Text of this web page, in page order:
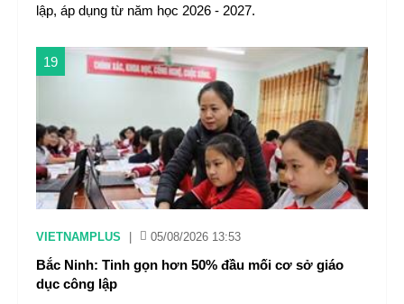
lập, áp dụng từ năm học 2026 - 2027.
19
VIETNAMPLUS 05/08/2026 13:53
Bắc Ninh: Tinh gọn hơn 50% đầu mối cơ sở giáo
dục công lập